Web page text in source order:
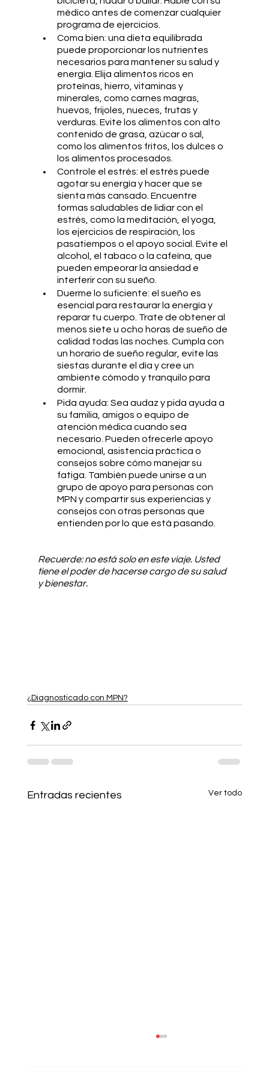
médico antes de comenzar cualquier
programa de ejercicios.
Coma bien: una dieta equilibrada
puede proporcionar los nutrientes
necesarios para mantener su salud y
energía. Elija alimentos ricos en
proteínas, hierro, vitaminas y
minerales, como carnes magras,
huevos, frijoles, nueces, frutas y
verduras. Evite los alimentos con alto
contenido de grasa, azúcar o sal,
como los alimentos fritos, los dulces o
los alimentos procesados.
Controle el estrés: el estrés puede
agotar su energía y hacer que se
sienta más cansado. Encuentre
formas saludables de lidiar con el
estrés, como la meditación, el yoga,
los ejercicios de respiración, los
pasatiempos o el apoyo social. Evite el
alcohol, el tabaco o la cafeína, que
pueden empeorar la ansiedad e
interferir con su sueño.
Duerme lo suficiente: el sueño es
esencial para restaurar la energía y
reparar tu cuerpo. Trate de obtener al
menos siete u ocho horas de sueño de
calidad todas las noches. Cumpla con
un horario de sueño regular, evite las
siestas durante el día y cree un
ambiente cómodo y tranquilo para
dormir.
Pida ayuda: Sea audaz y pida ayuda a
su familia, amigos o equipo de
atención médica cuando sea
necesario. Pueden ofrecerle apoyo
emocional, asistencia práctica o
consejos sobre cómo manejar su
fatiga. También puede unirse a un
grupo de apoyo para personas con
MPN y compartir sus experiencias y
consejos con otras personas que
entienden por lo que está pasando.
Recuerde: no está solo en este viaje. Usted
tiene el poder de hacerse cargo de su salud
y bienestar.
¿Diagnosticado con MPN?
Entradas recientes Ver todo